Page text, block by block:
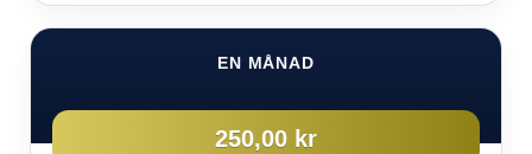
EN MÅNAD
250,00 kr